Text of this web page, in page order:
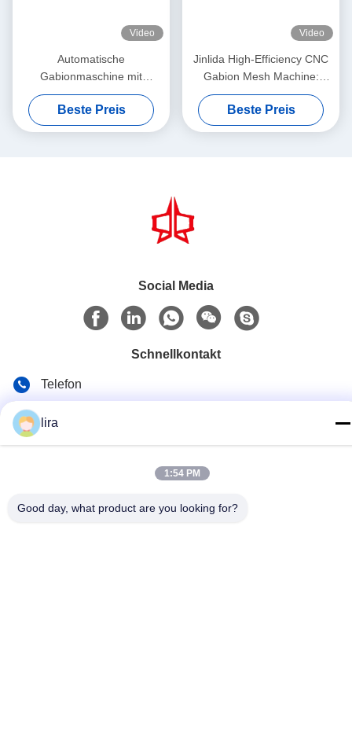
Video
Automatische
Gabionmaschine mit
servodriven
Präzisionsnetzmacher 5,3m
Max. Breite
Beste Preis
Video
Jinlida High-Efficiency CNC
Gabion Mesh Machine:
Perfect Combination of Fast
Output and Precision
Weaving to Boost
Beste Preis
Social Media
Schnellkontakt
Telefon
No.102, Yungu-Straße, Zhutang-Stadt, Jiangyin-Stadt,
lira
1:54 PM
Good day, what product are you looking for?